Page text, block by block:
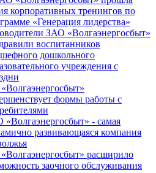
корпоративных тренингов по
«Генерация лидерства»
ЗАО «Волгаэнергосбыт»
воспитанников
дошкольного
учреждения с
формы работы с
«Волгаэнергосбыт» - самая
развивающаяся компания
расширило
заочного обслуживания